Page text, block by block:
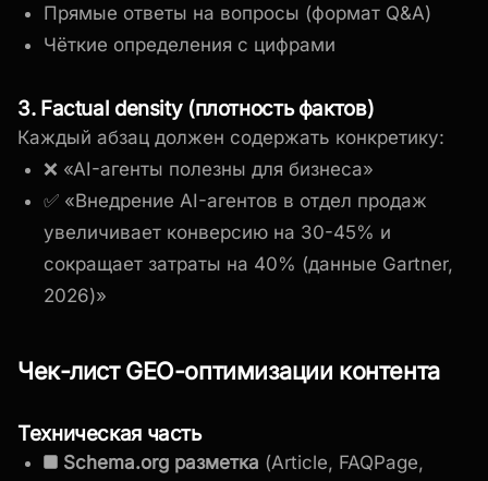
Прямые ответы на вопросы (формат Q&A)
Чёткие определения с цифрами
3. Factual density (плотность фактов)
Каждый абзац должен содержать конкретику:
❌ «AI-агенты полезны для бизнеса»
✅ «Внедрение AI-агентов в отдел продаж
увеличивает конверсию на 30-45% и
сокращает затраты на 40% (данные Gartner,
2026)»
Чек-лист GEO-оптимизации контента
Техническая часть
Schema.org разметка (Article, FAQPage,